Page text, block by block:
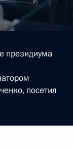
президиума
посетил